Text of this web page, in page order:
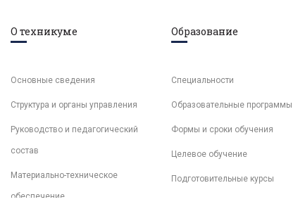
О техникуме
Основные сведения
Структура и органы управления
Руководство и педагогический
состав
Материально-техническое
обеспечение
Образование
Специальности
Образовательные программы
Формы и сроки обучения
Целевое обучение
Подготовительные курсы